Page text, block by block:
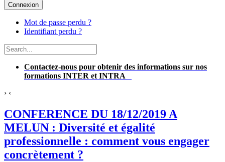
Mot de passe perdu ?
Identifiant perdu ?
Contactez-nous pour obtenir des informations sur nos
formations INTER et INTRA
› ‹
CONFERENCE DU 18/12/2019 A
MELUN : Diversité et égalité
professionnelle : comment vous engager
concrètement ?